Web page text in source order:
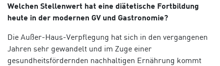
Welchen Stellenwert hat eine diätetische Fortbildung
heute in der modernen GV und Gastronomie?
Die Außer-Haus-Verpflegung hat sich in den vergangenen
Jahren sehr gewandelt und im Zuge einer
gesundheitsfördernden nachhaltigen Ernährung kommt